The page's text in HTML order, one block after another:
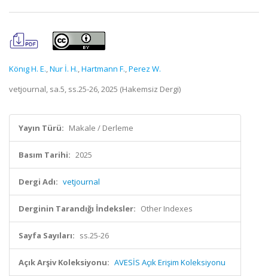
Könıg H. E.,Nur İ. H.,Hartmann F.,Perez W.
vetjournal, sa.5, ss.25-26, 2025 (Hakemsiz Dergi)
Yayın Türü: Makale / Derleme
Basım Tarihi: 2025
Dergi Adı: vetjournal
Derginin Tarandığı İndeksler: Other Indexes
Sayfa Sayıları: ss.25-26
Açık Arşiv Koleksiyonu: AVESİS Açık Erişim Koleksiyonu